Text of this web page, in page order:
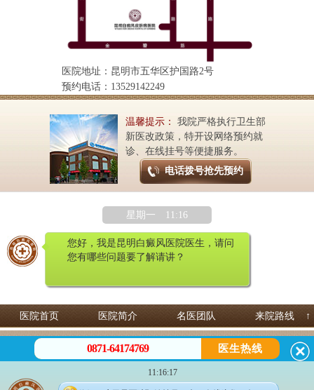
医院地址：昆明市五华区护国路2号
预约电话：13529142249
温馨提示：
我院严格执行卫生部
新医改政策，特开设网络预约就
诊、在线挂号等便捷服务。
电话拨号抢先预约
星期一 11:16
您好，我是昆明白癜风医院医生，请问
您有哪些问题要了解请讲？
医院首页 医院简介 名医团队 来院路线 ↑
昆明白癜风皮肤病医院 专治白癜风
预约热线：0871-64174769微信咨询：13529142249
地址：昆明市五华区护国路2号
0871-64174769 医生热线
11:16:17